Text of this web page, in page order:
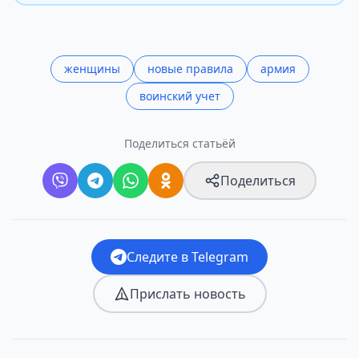
женщины новые правила
армия
воинский учет
Поделиться статьёй
Поделиться
Следите в Telegram
Прислать новость